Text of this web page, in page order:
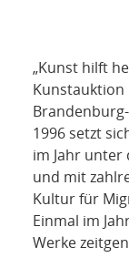
RUBRIKEN
NETZWERK
KONTAKT
„Kunst hilft
Kunstauktion
1996 setzt
im Jahr unter
und mit
Kultur für
Einmal im
Werke